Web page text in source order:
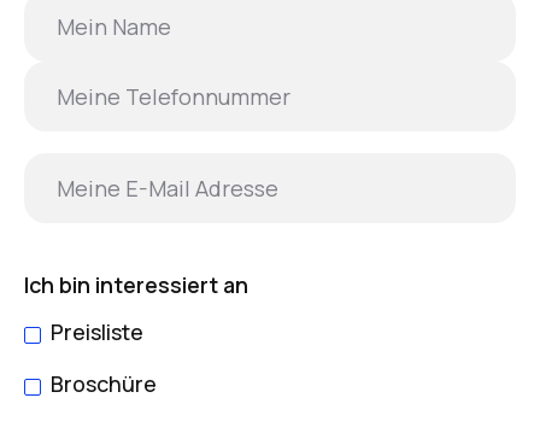
Ich bin interessiert an
Preisliste
Broschüre